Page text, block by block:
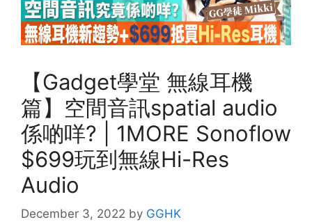
【Gadget學堂 無線耳機
篇】空間音訊spatial audio
係啲咩? | 1MORE Sonoflow
$699玩到無線Hi-Res
Audio
December 3, 2022 by GGHK